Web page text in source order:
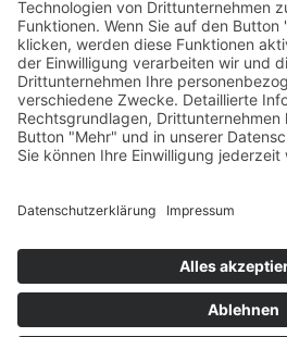
Home
Über uns
Produkte
Bildergalerie
Service
Kontakt